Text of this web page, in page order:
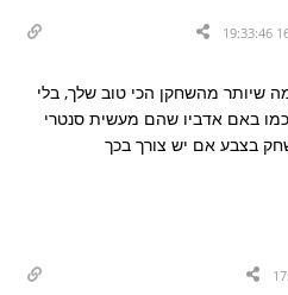
שיותר מהשחקן הכי טוב שלך, בלי
באם אדביו שהם מעשית סנטרי
בצבע אם יש צורך בכך